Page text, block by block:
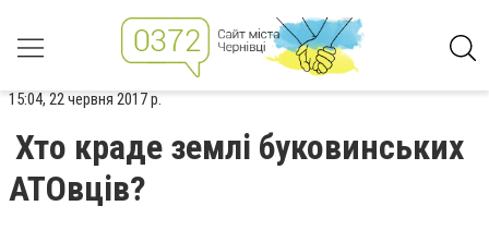
15:04, 22 червня 2017 р.
Хто краде землі буковинських
АТОвців?